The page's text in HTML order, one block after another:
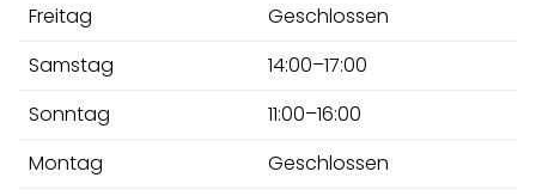
Freitag
Geschlossen
Samstag
14:00–17:00
Sonntag
11:00–16:00
Montag
Geschlossen